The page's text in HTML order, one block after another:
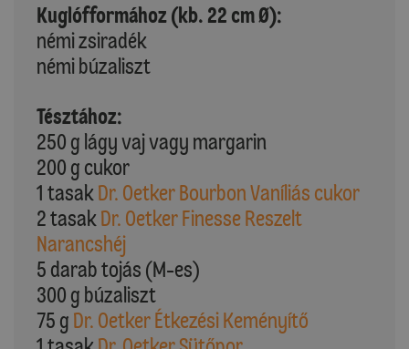
Kuglófformához (kb. 22 cm Ø):
némi zsiradék
némi búzaliszt
Tésztához:
250 g lágy vaj vagy margarin
200 g cukor
1 tasak Dr. Oetker Bourbon Vaníliás cukor
2 tasak Dr. Oetker Finesse Reszelt
Narancshéj
5 darab tojás (M-es)
300 g búzaliszt
75 g Dr. Oetker Étkezési Keményítő